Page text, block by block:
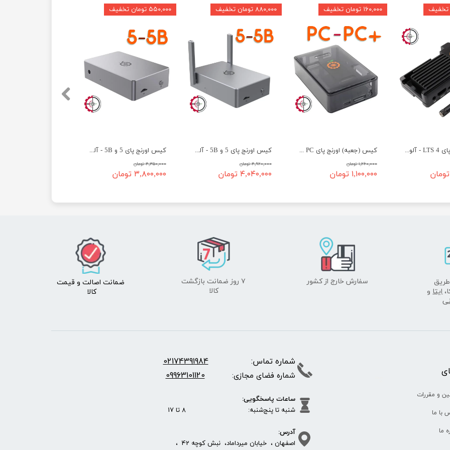
کیس اورنج پای 5 و 5B - آلومینیومی
۴,۳۵۰,۰۰۰ تومان
۳,۸۰۰,۰۰۰ تومان
۵۵۰,۰۰۰ تومان تخفیف
کیس اورنج پای 5 و 5B - آلومینیومی به همراه آنتن
۴,۹۲۰,۰۰۰ تومان
۴,۰۴۰,۰۰۰ تومان
۸۸۰,۰۰۰ تومان تخفیف
کیس (جعبه) اورنج پای PC و PC Plus
۱,۲۶۰,۰۰۰ تومان
۱,۱۰۰,۰۰۰ تومان
۱۶۰,۰۰۰ تومان تخفیف
کیس اورنج پای 4 LTS - آلومینیومی - کد 452
ایتاو
سفارش خارج از کشور
۷ روز ضمانت بازگشت
​​​​​​​کالا
ضمانت اصالت و قیمت​​​​​​​
کالا ​​​​​​​
و مقررات
با ما
ما
شماره تماس: 02174391984
شماره فضای مجازی: 09963101120
ساعات پاسخگویی:
شنبه تا پنج‌شنبه: 8 تا 17
آدرس:
اصفهان ، خیابان میرداماد، نبش کوچه 42 ،